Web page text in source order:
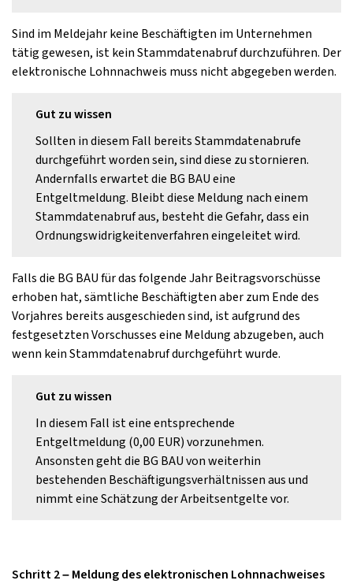
Sind im Meldejahr keine Beschäftigten im Unternehmen
tätig gewesen, ist kein Stammdatenabruf durchzuführen. Der
elektronische Lohnnachweis muss nicht abgegeben werden.
Gut zu wissen
Sollten in diesem Fall bereits Stammdatenabrufe
durchgeführt worden sein, sind diese zu stornieren.
Andernfalls erwartet die BG BAU eine
Entgeltmeldung. Bleibt diese Meldung nach einem
Stammdatenabruf aus, besteht die Gefahr, dass ein
Ordnungswidrigkeitenverfahren eingeleitet wird.
Falls die BG BAU für das folgende Jahr Beitragsvorschüsse
erhoben hat, sämtliche Beschäftigten aber zum Ende des
Vorjahres bereits ausgeschieden sind, ist aufgrund des
festgesetzten Vorschusses eine Meldung abzugeben, auch
wenn kein Stammdatenabruf durchgeführt wurde.
Gut zu wissen
In diesem Fall ist eine entsprechende
Entgeltmeldung (0,00 EUR) vorzunehmen.
Ansonsten geht die BG BAU von weiterhin
bestehenden Beschäftigungsverhältnissen aus und
nimmt eine Schätzung der Arbeitsentgelte vor.
Schritt 2 – Meldung des elektronischen Lohnnachweises